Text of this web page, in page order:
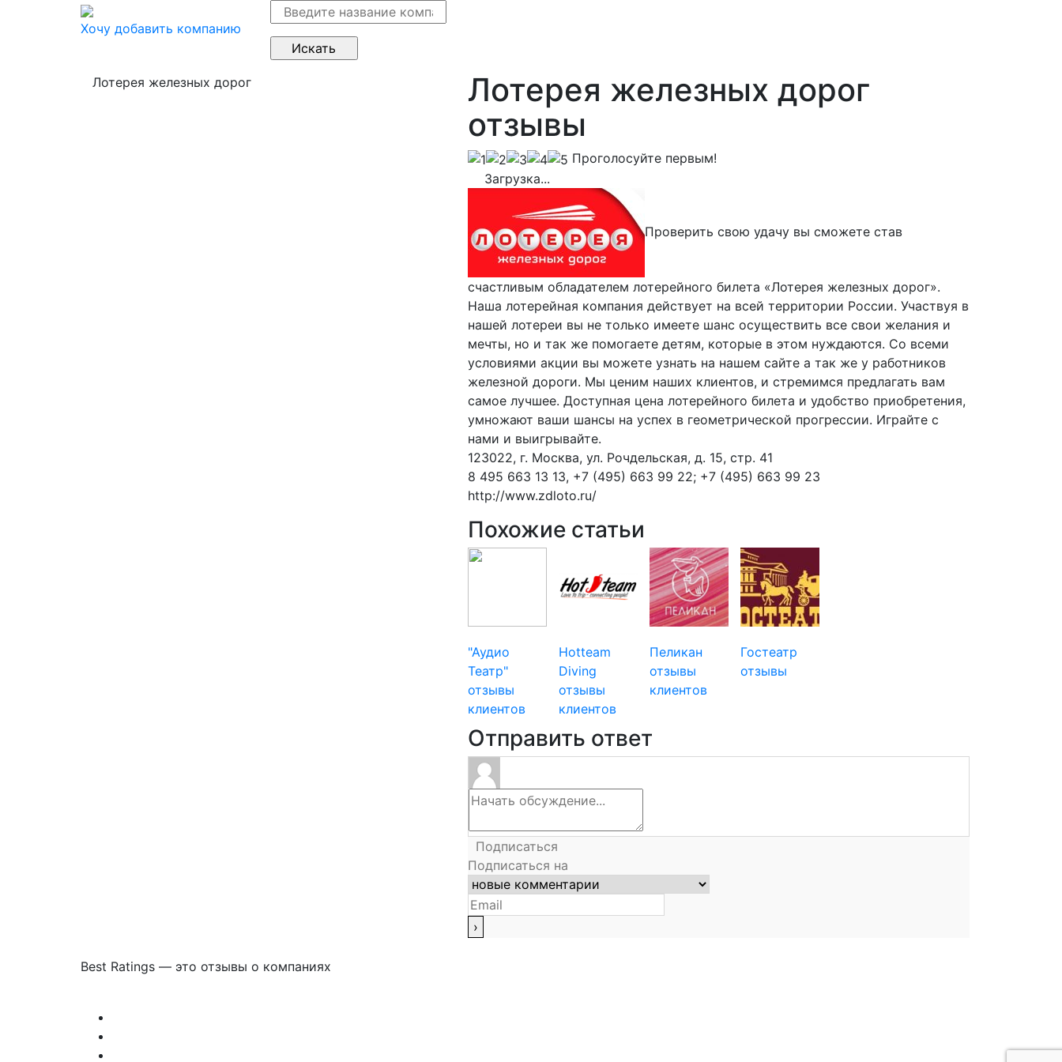
Хочу добавить компанию
Лотерея железных дорог
Лотерея железных дорог
отзывы
Проголосуйте первым!
Загрузка...
Проверить свою удачу вы сможете став
счастливым обладателем лотерейного билета «Лотерея железных дорог».
Наша лотерейная компания действует на всей территории России. Участвуя в
нашей лотереи вы не только имеете шанс осуществить все свои желания и
мечты, но и так же помогаете детям, которые в этом нуждаются. Со всеми
условиями акции вы можете узнать на нашем сайте а так же у работников
железной дороги. Мы ценим наших клиентов, и стремимся предлагать вам
самое лучшее. Доступная цена лотерейного билета и удобство приобретения,
умножают ваши шансы на успех в геометрической прогрессии. Играйте с
нами и выигрывайте.
123022, г. Москва, ул. Рочдельская, д. 15, стр. 41
8 495 663 13 13, +7 (495) 663 99 22; +7 (495) 663 99 23
http://www.zdloto.ru/
Похожие статьи
"Аудио
Театр"
отзывы
клиентов
Hotteam
Diving
отзывы
клиентов
Пеликан
отзывы
клиентов
Гостеатр
отзывы
Отправить ответ
Подписаться
Подписаться на
Best Ratings — это отзывы о компаниях